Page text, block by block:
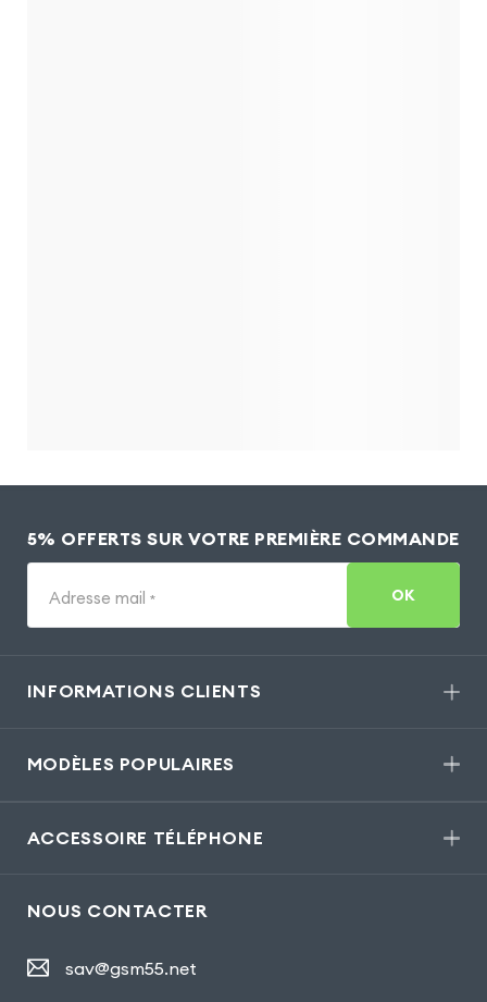
5% OFFERTS SUR VOTRE PREMIÈRE COMMANDE
Adresse mail * OK
INFORMATIONS CLIENTS
MODÈLES POPULAIRES
ACCESSOIRE TÉLÉPHONE
NOUS CONTACTER
sav@gsm55.net